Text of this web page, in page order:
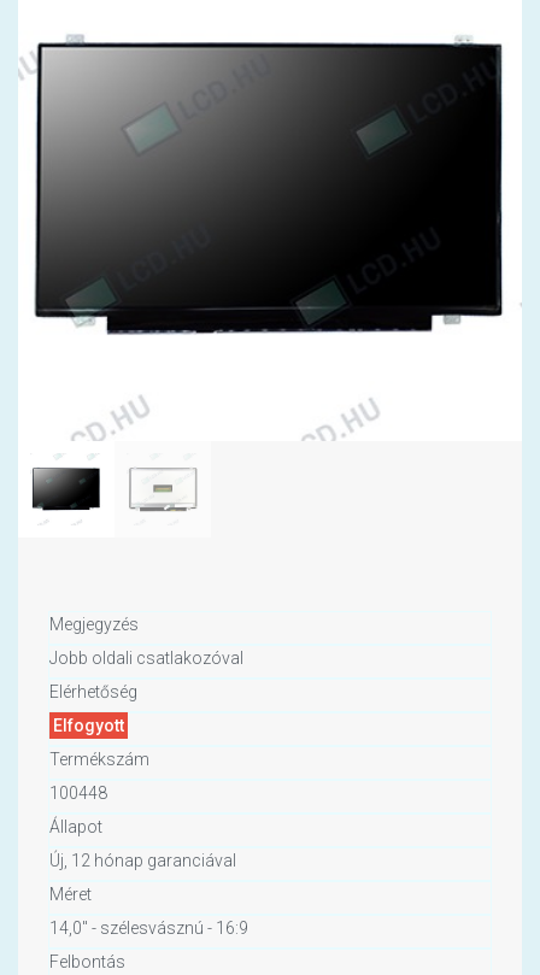
Megjegyzés
Jobb oldali csatlakozóval
Elérhetőség
Elfogyott
Termékszám
100448
Állapot
Új, 12 hónap garanciával
Méret
14,0" - szélesvásznú - 16:9
Felbontás